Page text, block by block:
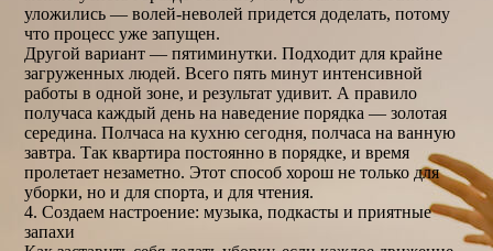
уложились — волей-неволей придется доделать, потому
что процесс уже запущен.
Другой вариант — пятиминутки. Подходит для крайне
загруженных людей. Всего пять минут интенсивной
работы в одной зоне, и результат удивит. А правило
получаса каждый день на наведение порядка — золотая
середина. Полчаса на кухню сегодня, полчаса на ванную
завтра. Так квартира постоянно в порядке, и время
пролетает незаметно. Этот способ хорош не только для
уборки, но и для спорта, и для чтения.
4. Создаем настроение: музыка, подкасты и приятные
запахи